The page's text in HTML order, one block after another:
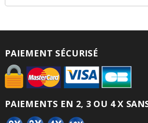
PAIEMENT SÉCURISÉ
PAIEMENTS EN 2, 3 OU 4 X